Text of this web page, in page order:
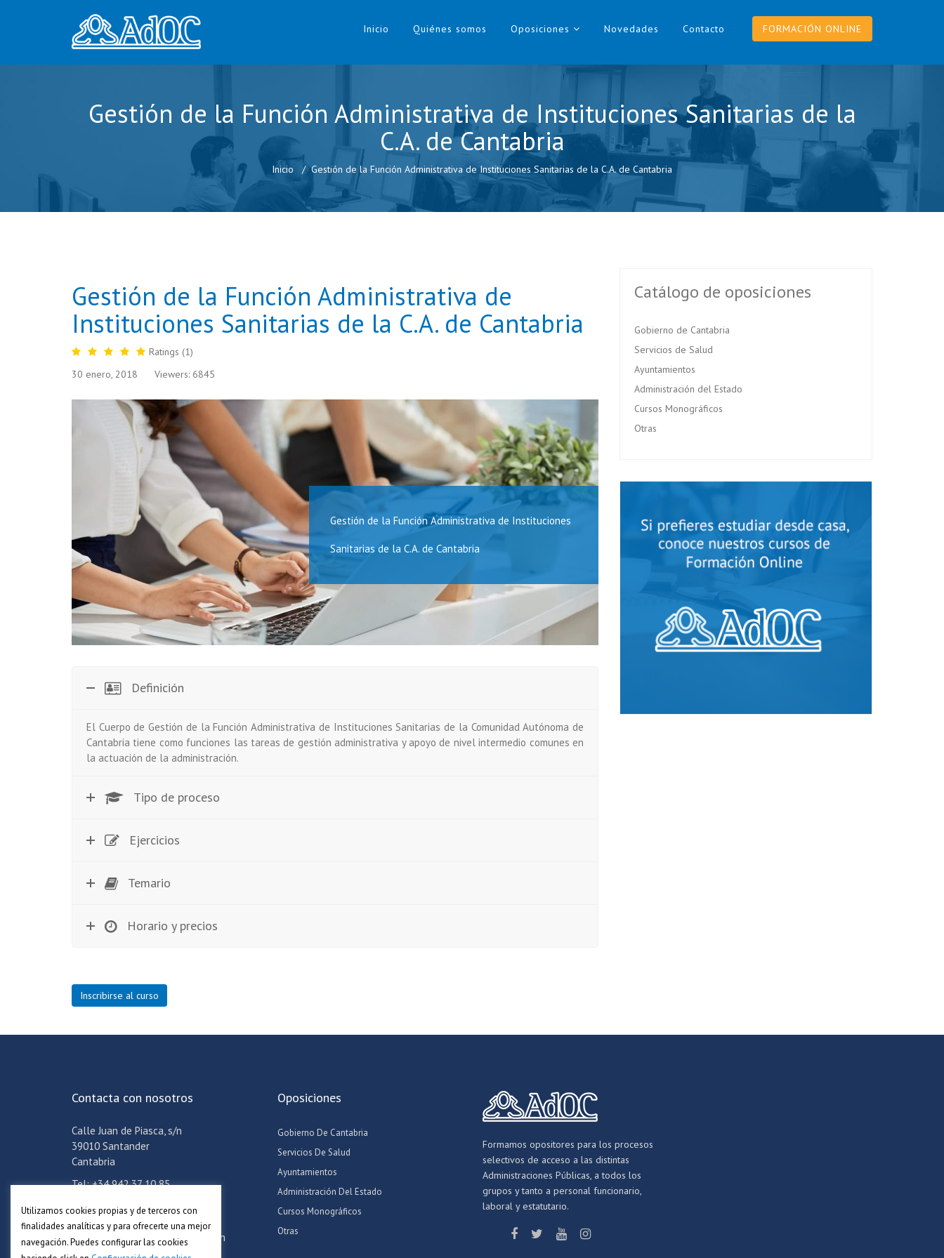
Inicio Quiénes somos Oposiciones Novedades Contacto FORMACIÓN ONLINE
Gestión de la Función Administrativa de Instituciones Sanitarias de la
C.A. de Cantabria
Inicio Gestión de la Función Administrativa de Instituciones Sanitarias de la C.A. de Cantabria
Gestión de la Función Administrativa de
Instituciones Sanitarias de la C.A. de Cantabria
Ratings (1)
30 enero, 2018
Viewers: 6845
Gestión de la Función Administrativa de Instituciones
Sanitarias de la C.A. de Cantabria
Definición
El Cuerpo de Gestión de la Función Administrativa de Instituciones Sanitarias de la Comunidad Autónoma de
Cantabria tiene como funciones las tareas de gestión administrativa y apoyo de nivel intermedio comunes en
la actuación de la administración.
Tipo de proceso
Ejercicios
Temario
Horario y precios
Inscribirse al curso
Catálogo de oposiciones
Gobierno de Cantabria
Servicios de Salud
Ayuntamientos
Administración del Estado
Cursos Monográficos
Otras
Contacta con nosotros
Calle Juan de Piasca, s/n
39010 Santander
Cantabria
Tel: +34 942 37 10 85
Email:info@academiaadoc.es
Horario oficina: Lun-Jue de 16-19h
Oposiciones
Gobierno De Cantabria
Servicios De Salud
Ayuntamientos
Administración Del Estado
Cursos Monográficos
Otras
Formamos opositores para los procesos
selectivos de acceso a las distintas
Administraciones Públicas, a todos los
grupos y tanto a personal funcionario,
laboral y estatutario.
Utilizamos cookies propias y de terceros con
finalidades analíticas y para ofrecerte una mejor
navegación. Puedes configurar las cookies